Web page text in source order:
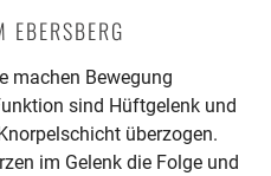
EBERSBERG
machen Bewegung
sind Hüftgelenk und
überzogen.
im Gelenk die Folge und